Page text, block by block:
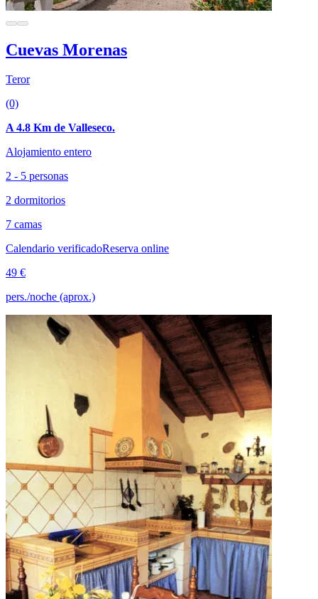
Cuevas Morenas
Teror
(0)
A 4.8 Km de Valleseco.
Alojamiento entero
2 - 5 personas
2 dormitorios
7 camas
Calendario verificadoReserva online
49 €
pers./noche (aprox.)